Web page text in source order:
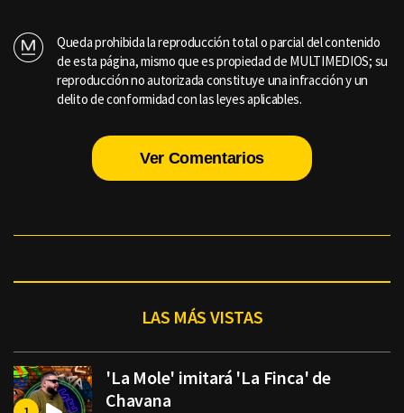
Queda prohibida la reproducción total o parcial del contenido
de esta página, mismo que es propiedad de MULTIMEDIOS; su
reproducción no autorizada constituye una infracción y un
delito de conformidad con las leyes aplicables.
Ver Comentarios
LAS MÁS VISTAS
'La Mole' imitará 'La Finca' de
Chavana